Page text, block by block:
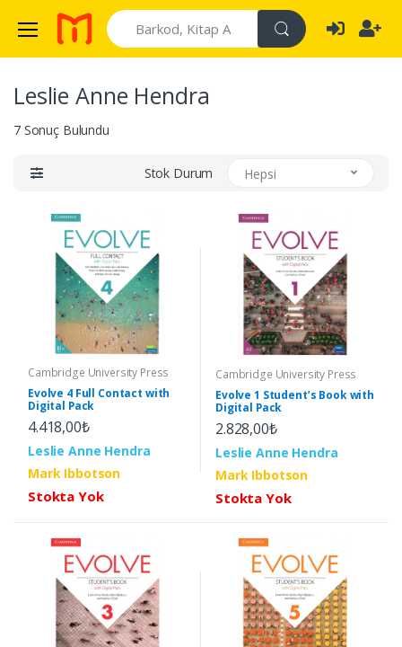
Search
Leslie Anne Hendra
7 Sonuç Bulundu
Stok Durum Hepsi
Cambridge University Press
Evolve 4 Full Contact with
Digital Pack
4.418,00₺
Leslie Anne Hendra
Mark Ibbotson
Stokta Yok
Cambridge University Press
Evolve 1 Student’s Book with
Digital Pack
2.828,00₺
Leslie Anne Hendra
Mark Ibbotson
Stokta Yok